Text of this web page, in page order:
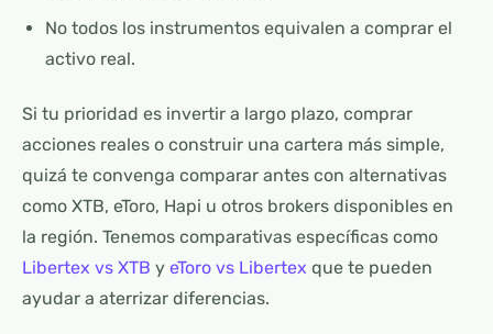
No todos los instrumentos equivalen a comprar el
activo real.
Si tu prioridad es invertir a largo plazo, comprar
acciones reales o construir una cartera más simple,
quizá te convenga comparar antes con alternativas
como XTB, eToro, Hapi u otros brokers disponibles en
la región. Tenemos comparativas específicas como
Libertex vs XTB y eToro vs Libertex que te pueden
ayudar a aterrizar diferencias.